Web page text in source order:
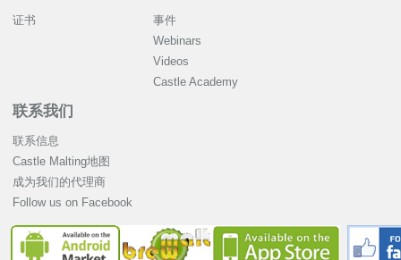
证书
事件
Webinars
Videos
Castle Academy
联系我们
联系信息
Castle Malting地图
成为我们的代理商
Follow us on Facebook